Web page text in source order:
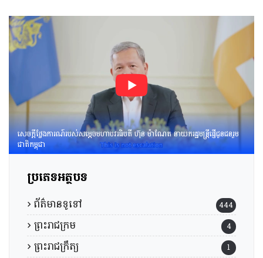
ប្រធានក្រុមទី២នៃក្រុមប្រឹក្សាអ្នក
ច្បាប់ និងឯកឧត្ដម នៅ ប៉ោនន័រ
អនុប្រធាននិងជាប្រធាន
ក្រុមទី១នៃក្រុមប្រឹក្សាសេដ្ឋកិច្ច
សង្គមកិច្ច និងវប្បធម៌ ដើម្បីពិនិត្យ
និងពិភាក្សាលើ​«សេចក្ដីព្រាង
អនុក្រឹត្យស្ដីពី​ការគ្រប់គ្រង
អាកាសយានគ្មាន
មនុស្សបើក(ដ្រូន)»។
សេចក្តីថ្លែងការណ៍របស់សម្តេចមហាបវរធិបតី ហ៊ុន ម៉ាណែត នាយករដ្ឋមន្រ្តីផ្ញើជូនជនរួម
ជាតិកម្ពុជា
ប្រភេទអត្ថបទ
ព័ត៌មានទូទៅ 444
ព្រះរាជក្រម 4
ព្រះរាជក្រឹត្យ 1